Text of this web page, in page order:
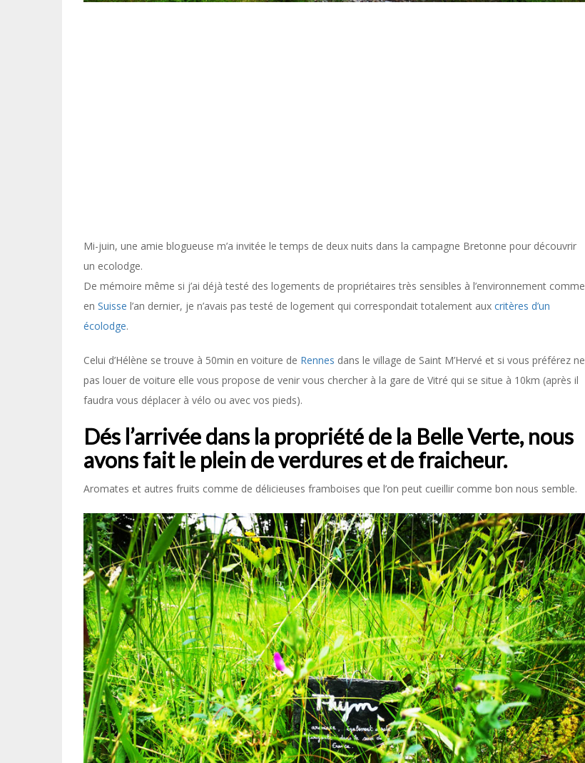
Mi-juin, une amie blogueuse m’a invitée le temps de deux nuits dans la campagne Bretonne pour découvrir
un ecolodge.
De mémoire même si j’ai déjà testé des logements de propriétaires très sensibles à l’environnement comme
en Suisse l’an dernier, je n’avais pas testé de logement qui correspondait totalement aux critères d’un
écolodge.
Celui d’Hélène se trouve à 50min en voiture de Rennes dans le village de Saint M’Hervé et si vous préférez ne
pas louer de voiture elle vous propose de venir vous chercher à la gare de Vitré qui se situe à 10km (après il
faudra vous déplacer à vélo ou avec vos pieds).
Dés l’arrivée dans la propriété de la Belle Verte, nous
avons fait le plein de verdures et de fraicheur.
Aromates et autres fruits comme de délicieuses framboises que l’on peut cueillir comme bon nous semble.